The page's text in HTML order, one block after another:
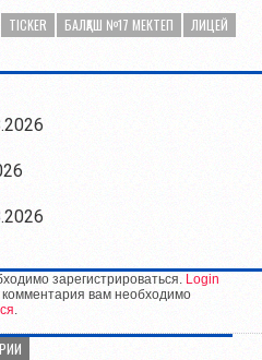
TICKER БАЛҚАШ №17 МЕКТЕП ЛИЦЕЙ
зарегистрироваться. Login
комментария вам необходимо
.